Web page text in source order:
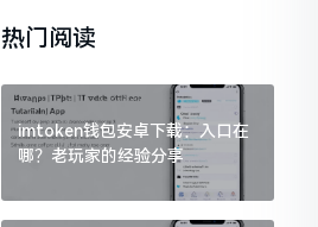
热门阅读
imtoken钱包安卓下载：入口在
哪？老玩家的经验分享